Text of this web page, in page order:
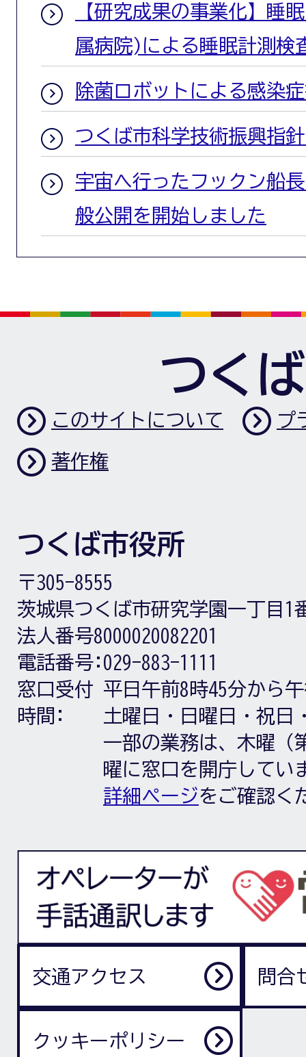
【研究成果の事業化】睡
属病院)による睡眠計測検
除菌ロボットによる感染
つくば市科学技術振興指
宇宙へ行ったフックン船
般公開を開始しました
つく
このサイトについて プ
著作権
つくば市役所
〒305-8555
茨城県つくば市研究学園一丁目1
法人番号8000020082201
電話番号: 029-883-1111
窓口受付
時間:
平日午前8時45分から
土曜日・日曜日・祝日
一部の業務は、木曜（
曜に窓口を開庁してい
詳細ページをご確認く
交通アクセス 問合
クッキーポリシー